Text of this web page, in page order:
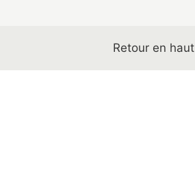
Retour en haut